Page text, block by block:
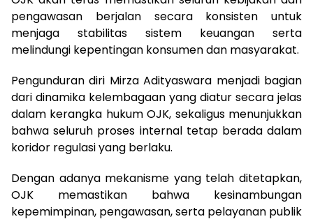
pengawasan berjalan secara konsisten untuk
menjaga stabilitas sistem keuangan serta
melindungi kepentingan konsumen dan masyarakat.
Pengunduran diri Mirza Adityaswara menjadi bagian
dari dinamika kelembagaan yang diatur secara jelas
dalam kerangka hukum OJK, sekaligus menunjukkan
bahwa seluruh proses internal tetap berada dalam
koridor regulasi yang berlaku.
Dengan adanya mekanisme yang telah ditetapkan,
OJK memastikan bahwa kesinambungan
kepemimpinan, pengawasan, serta pelayanan publik